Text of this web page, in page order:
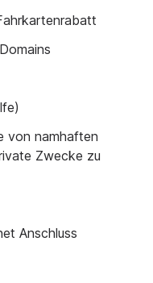
von namhaften
Zwecke zu
Anschluss